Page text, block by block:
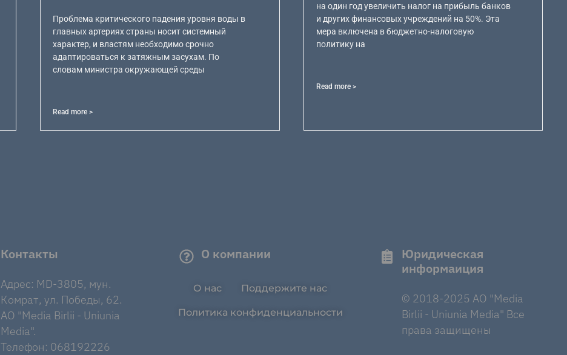
Проблема критического падения уровня воды в
главных артериях страны носит системный
характер, и властям необходимо срочно
адаптироваться к затяжным засухам. По
словам министра окружающей среды
Read more >
на один год увеличить налог на прибыль банков
и других финансовых учреждений на 50%. Эта
мера включена в бюджетно-налоговую
политику на
Read more >
Контакты
Адрес: MD-3805, мун.
Комрат, ул. Победы, 62.
AO "Media Birlii - Uniunia
Media".
Телефон: 068192226
О компании
О нас Поддержите нас
Политика конфиденциальности
Юридическая
информаиция
© 2018-2025 AO "Media
Birlii - Uniunia Media" Все
права защищены